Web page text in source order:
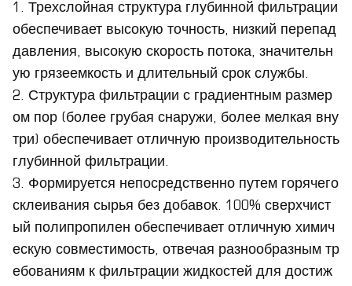
1. Трехслойная структура глубинной фильтрации
обеспечивает высокую точность, низкий перепад
давления, высокую скорость потока, значительн
ую грязеемкость и длительный срок службы.
2. Структура фильтрации с градиентным размер
ом пор (более грубая снаружи, более мелкая вну
три) обеспечивает отличную производительность
глубинной фильтрации.
3. Формируется непосредственно путем горячего
склеивания сырья без добавок. 100% сверхчист
ый полипропилен обеспечивает отличную химич
ескую совместимость, отвечая разнообразным тр
ебованиям к фильтрации жидкостей для достиж